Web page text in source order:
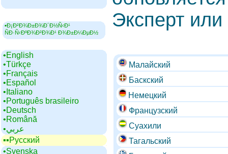
▪Ð¡Ð²Ð¾Ð±Ð¾Ð´Ð½Ñ‹Ð¹
ÑÐ·Ñ‹ÐºÐ¾Ð²Ð¾Ð¹ Ð¾Ð±Ð¼ÐµÐ½
•‎English
•‎Türkçe
•‎Français
•‎Español
•‎Italiano
•‎Português brasileiro
•‎Deutsch
•‎Română
•‎عربي
▪▪‎Русский
•‎Svenska
Эксперт
Малайский
Баскский
Немецкий
Французский
Суахили
Тагальский